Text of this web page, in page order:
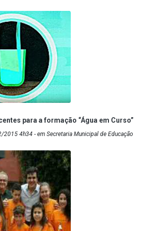
para a formação “Água em Curso”
4h34 - em Secretaria Municipal de Educação